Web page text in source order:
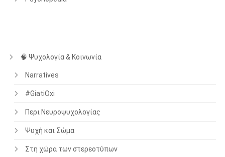
🧠 Ψυχολογία & Κοινωνία
Narratives
#GiatiOxi
Περι Νευροψυχολογίας
Ψυχή και Σώμα
Στη χώρα των στερεοτύπων